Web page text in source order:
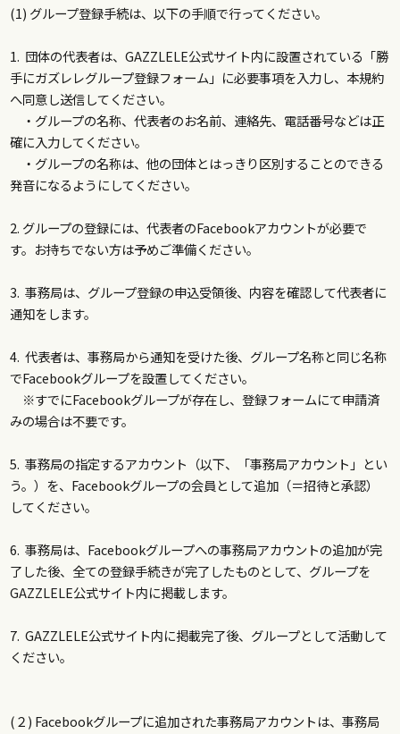
(1) グループ登録手続は、以下の手順で行ってください。
1. 団体の代表者は、GAZZLELE公式サイト内に設置されている 「勝
手にガズレレグループ登録フォーム」 に必要事項を入力し、本規約
へ同意し送信してください。
・グループの名称、代表者のお名前、連絡先、電話番号などは正
確に入力してください。
・グループの名称は、他の団体とはっきり区別することのできる
発音になるようにしてください。
2. グループの登録には、代表者のFacebookアカウントが必要で
す。お持ちでない方は予めご準備ください。
3. 事務局は、グループ登録の申込受領後、内容を確認して代表者に
通知をします。
4. 代表者は、事務局から通知を受けた後、グループ名称と同じ名称
でFacebookグループを設置してください。
※すでにFacebookグループが存在し、登録フォームにて申請済
みの場合は不要です。
5. 事務局の指定するアカウント（以下、「事務局アカウント」とい
う。）を、Facebookグループの会員として追加（＝招待と承認）
してください。
6. 事務局は、Facebookグループへの事務局アカウントの追加が完
了した後、全ての登録手続きが完了したものとして、グループを
GAZZLELE公式サイト内に掲載します。
7. GAZZLELE公式サイト内に掲載完了後、グループとして活動して
ください。
(２) Facebookグループに追加された事務局アカウントは、事務局